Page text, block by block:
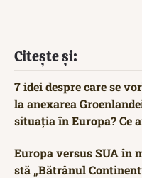
Citește și:
7 idei despre care se
la anexarea
situația în Europa? Ce
Europa versus SUA în
stă „Bătrânul